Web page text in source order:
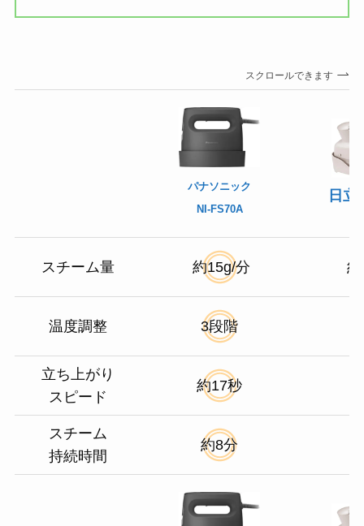
スクロールできます
パナソニック
NI-FS70A
日立
スチーム量 約15g/分
温度調整 3段階
立ち上がり
スピード
約17秒
スチーム
持続時間
約8分